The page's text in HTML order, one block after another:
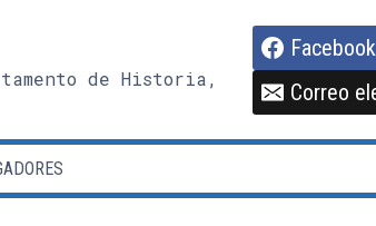
de Historia,
Facebook
Correo